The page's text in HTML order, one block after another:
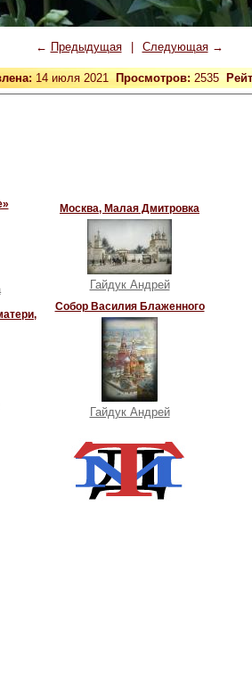
← Предыдущая Следующая→
14 июля 2021 Просмотров:2535
Москва, Малая Дмитровка
Гайдук Андрей
Собор Василия Блаженного
Гайдук Андрей